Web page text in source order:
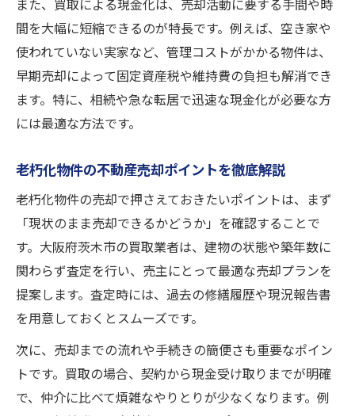
また、買取による現金化は、売却活動に要する手間や時
間を大幅に短縮できるのが特長です。例えば、空き家や
使われていない実家など、管理コストがかかる物件は、
早期売却によって固定資産税や維持費の負担も解消でき
ます。特に、相続や急な転居で迅速な現金化が必要な方
には最適な方法です。
老朽化物件の不動産売却ポイントを徹底解説
老朽化物件の売却で押さえておきたいポイントは、まず
「現状のまま売却できるかどうか」を確認することで
す。大阪府茨木市の買取業者は、建物の状態や築年数に
関わらず査定を行い、売主にとって最適な売却プランを
提案します。査定時には、過去の修繕履歴や現況報告書
を用意しておくとスムーズです。
次に、売却までの流れや手続きの簡便さも重要なポイン
トです。買取の場合、契約から現金受け取りまでが明確
で、仲介に比べて煩雑なやりとりが少なくなります。例